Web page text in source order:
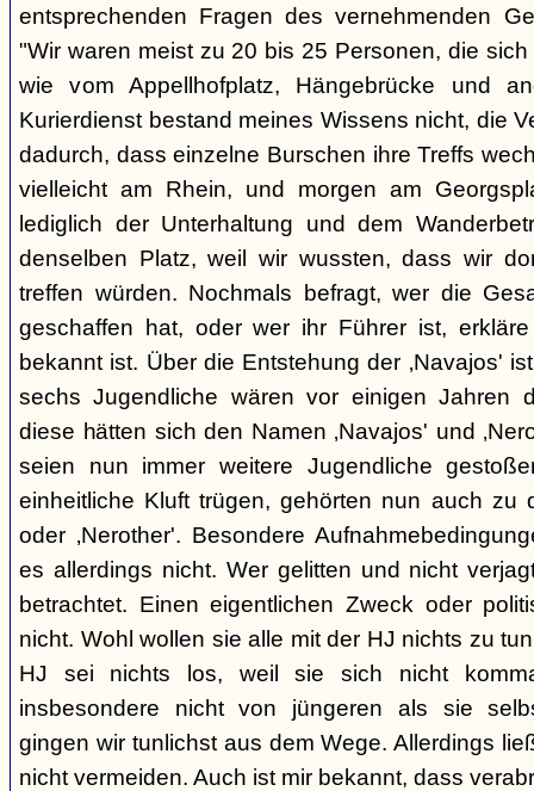
entsprechenden Fragen des vernehmenden
"Wir waren meist zu 20 bis 25 Personen, die
wie vom Appellhofplatz, Hängebrücke und
Kurierdienst bestand meines Wissens nicht, die
dadurch, dass einzelne Burschen ihre Treffs
vielleicht am Rhein, und morgen am
lediglich der Unterhaltung und dem
denselben Platz, weil wir wussten, dass wir
treffen würden. Nochmals befragt, wer die
geschaffen hat, oder wer ihr Führer ist,
bekannt ist. Über die Entstehung der ‚Navajos'
sechs Jugendliche wären vor einigen Jahren
diese hätten sich den Namen ‚Navajos' und
seien nun immer weitere Jugendliche
einheitliche Kluft trügen, gehörten nun auch zu
oder ‚Nerother'. Besondere
es allerdings nicht. Wer gelitten und nicht
betrachtet. Einen eigentlichen Zweck oder
nicht. Wohl wollen sie alle mit der HJ nichts zu
HJ sei nichts los, weil sie sich nicht
insbesondere nicht von jüngeren als sie
gingen wir tunlichst aus dem Wege. Allerdings
nicht vermeiden. Auch ist mir bekannt, dass